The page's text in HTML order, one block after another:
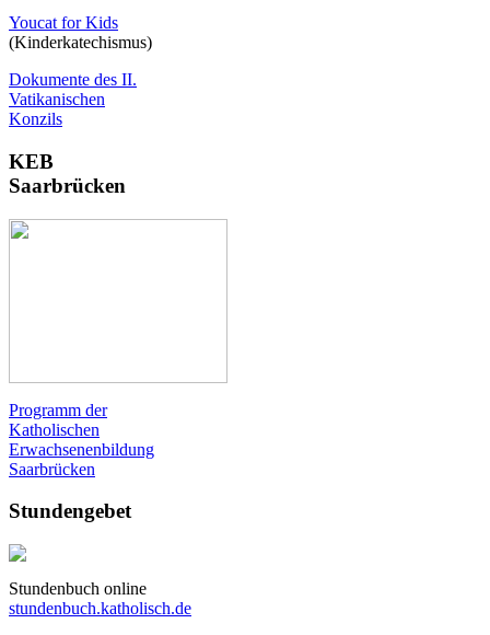
Youcat for Kids
(Kinderkatechismus)
Dokumente des II.
Vatikanischen
Konzils
KEB
Saarbrücken
Programm der
Katholischen
Erwachsenenbildung
Saarbrücken
Stundengebet
Stundenbuch online
stundenbuch.katholisch.de